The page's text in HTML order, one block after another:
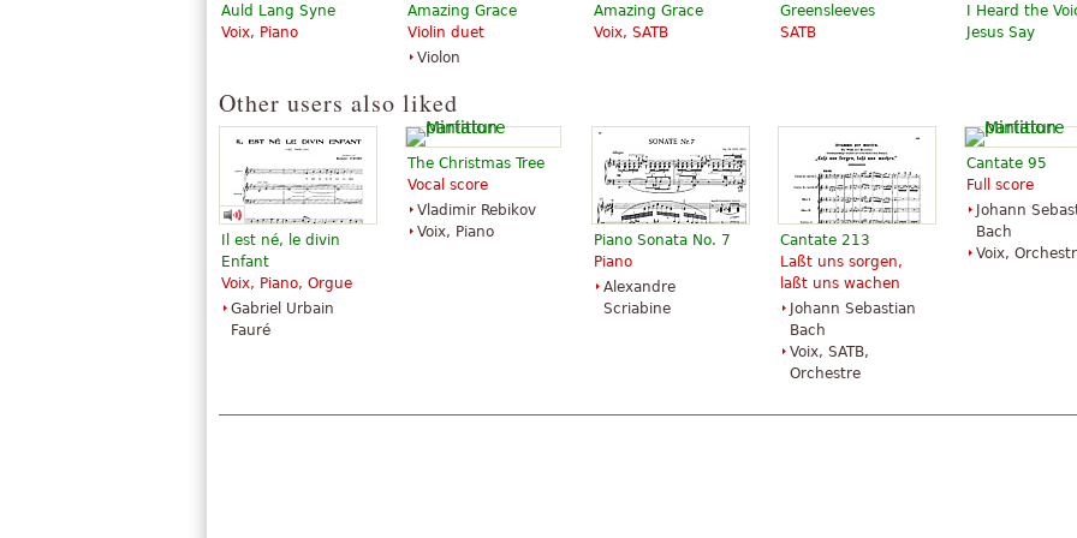
Auld Lang Syne
Voix, Piano
Amazing Grace
Violin duet
Violon
Amazing Grace
Voix, SATB
Greensleeves
SATB
I Heard the
Jesus Say
Other users also liked
Il est né, le divin
Enfant
Voix, Piano, Orgue
Gabriel Urbain
Fauré
The Christmas Tree
Vocal score
Vladimir Rebikov
Voix, Piano
Piano Sonata No. 7
Piano
Alexandre
Scriabine
Cantate 213
Laßt uns sorgen,
laßt uns wachen
Johann Sebastian
Bach
Voix, SATB,
Orchestre
Cantate 95
Full score
Johann
Bach
Voix,